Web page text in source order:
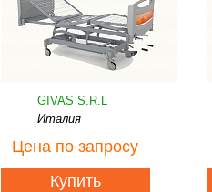
GIVAS S.R.L
Италия
Цена по запросу
Купить